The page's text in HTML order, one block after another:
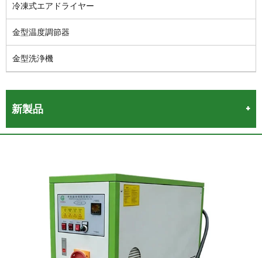
冷凍式エアドライヤー
金型温度調節器
金型洗浄機
新製品